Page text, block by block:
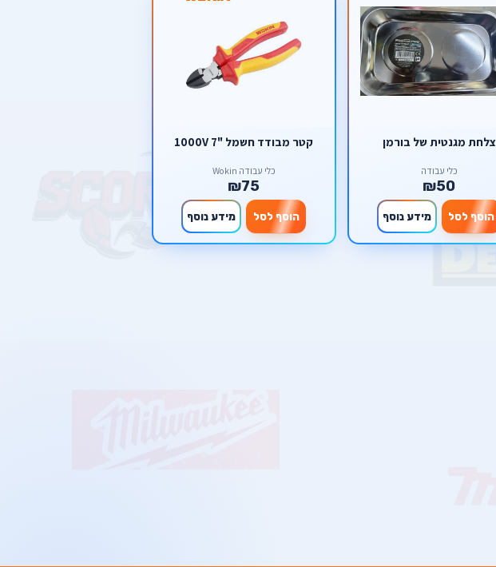
צלחת מגנטית של בורמן
כלי עבודה
₪50
הוסף לסל מידע נוסף
קטר מבודד חשמל "7 1000V
כלי עבודה Wokin
₪75
הוסף לסל מידע נוסף